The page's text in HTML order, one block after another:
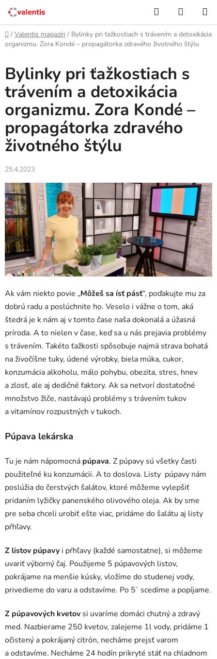
Prejsť
obsah
Hľadať
KOŠÍK
Domov
/ Valentis magazín / Bylinky pri ťažkostiach s trávením a detoxikácia
organizmu. Zora Kondé – propagátorka zdravého životného štýlu
Bylinky pri ťažkostiach s
trávením a detoxikácia
organizmu. Zora Kondé –
propagátorka zdravého
životného štýlu
25.4.2023
Ak vám niekto povie „Môžeš sa ísť pásť“, poďakujte mu za
dobrú radu a poslúchnite ho. Veselo i vážne o tom, aká
štedrá je k nám aj v tomto čase naša dokonalá a úžasná
príroda. A to nielen v čase, keď sa u nás prejavia problémy
s trávením. Takéto ťažkosti spôsobuje najmä strava bohatá
na živočíšne tuky, údené výrobky, biela múka, cukor,
konzumácia alkoholu, málo pohybu, obezita, stres, hnev
a zlosť, ale aj dedičné faktory. Ak sa netvorí dostatočné
množstvo žlče, nastávajú problémy s trávením tukov
a vitamínov rozpustných v tukoch.
Púpava lekárska
Tu je nám nápomocná púpava. Z púpavy sú všetky časti
použiteľné ku konzumácii. A to doslova. Listy púpavy nám
poslúžia do čerstvých šalátov, ktoré môžeme vylepšiť
pridaním lyžičky panenského olivového oleja. Ak by sme
pre seba chceli urobiť ešte viac, pridáme do šalátu aj listy
pŕhľavy.
Z listov púpavy i pŕhľavy (každé samostatne), si môžeme
uvariť výborný čaj. Použijeme 5 púpavových listov,
pokrájame na menšie kúsky, vložíme do studenej vody,
privedieme do varu a odstavíme. Po 5´ scedíme a popíjame.
Z púpavových kvetov si uvaríme domáci chutný a zdravý
med. Nazbierame 250 kvetov, zalejeme 1l vody, pridáme 1
očistený a pokrájaný citrón, necháme prejsť varom
a odstavíme. Necháme 24 hodín prikryté stáť na chladnom